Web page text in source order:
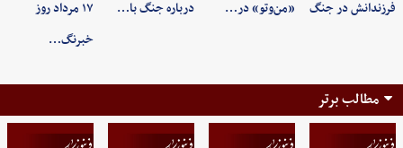
فرزندانش در جنگ
«من‌وتو» در…
درباره جنگ با…
۱۷ مرداد روز
خبرنگ…
مطالب برتر